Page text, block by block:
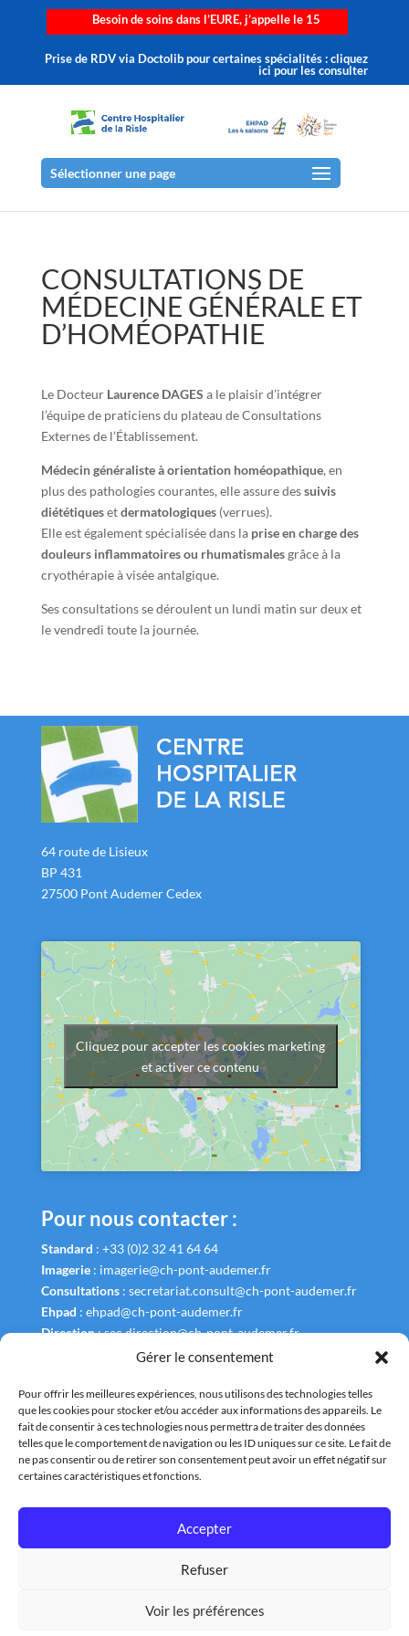
Gérer le consentement
Pour offrir les meilleures expériences, nous utilisons des technologies telles
que les cookies pour stocker et/ou accéder aux informations des appareils. Le
fait de consentir à ces technologies nous permettra de traiter des données
telles que le comportement de navigation ou les ID uniques sur ce site. Le fait de
ne pas consentir ou de retirer son consentement peut avoir un effet négatif sur
certaines caractéristiques et fonctions.
Accepter
Refuser
Voir les préférences
Besoin de soins dans l’EURE, j’appelle le 15
Prise de RDV via Doctolib pour certaines spécialités : cliquez
ici pour les consulter
Sélectionner une page
CONSULTATIONS DE
MÉDECINE GÉNÉRALE ET
D’HOMÉOPATHIE
Le DocteurLaurence DAGES a le plaisir d’intégrer
l’équipe de praticiens du plateau de Consultations
Externes de l’Établissement.
Médecin généraliste à orientation homéopathique, en
plus des pathologies courantes, elle assure dessuivis
diététiquesetdermatologiques(verrues).
Elle est également spécialisée dans la prise en charge des
douleurs inflammatoires ou rhumatismalesgrâce à la
cryothérapie à visée antalgique.
Ses consultations se déroulent un lundi matin sur deux et
le vendredi toute la journée.
64 route de Lisieux
BP 431
27500 Pont Audemer Cedex
Cliquez pour accepter les cookies marketing
et activer ce contenu
Pour nous contacter :
Standard : +33 (0)2 32 41 64 64
Imagerie: imagerie@ch-pont-audemer.fr
Consultations: secretariat.consult@ch-pont-audemer.fr
Ehpad : ehpad@ch-pont-audemer.fr
Direction:sec.direction@ch-pont-audemer.fr
Liens Utiles
Annuaire
Tous droits réservés : Centre Hospitalier de la Risle |